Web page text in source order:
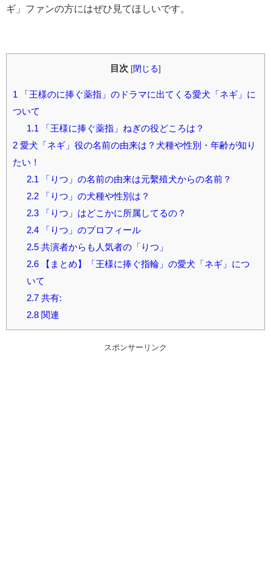
ギ」ファンの方にはぜひ見てほしいです。
目次 [閉じる]
1 「王様のに捧ぐ薬指」のドラマに出てくる愛犬「ネギ」に
ついて
1.1 「王様に捧ぐ薬指」ねぎの役どころは？
2 愛犬「ネギ」役の名前の由来は？犬種や性別・年齢が知り
たい！
2.1 「りつ」の名前の由来は元繫殖犬からの名前？
2.2「りつ」の犬種や性別は？
2.3「りつ」はどこかに所属してるの？
2.4「りつ」のプロフィール
2.5共演者からも人気者の「りつ」
2.6【まとめ】「王様に捧ぐ指輪」の愛犬「ネギ」につ
いて
2.7共有:
2.8関連
スポンサーリンク